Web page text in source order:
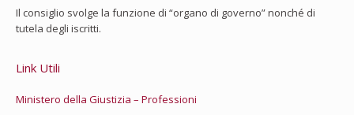
Il consiglio svolge la funzione di “organo di governo” nonché di
tutela degli iscritti.
Link Utili
Ministero della Giustizia – Professioni